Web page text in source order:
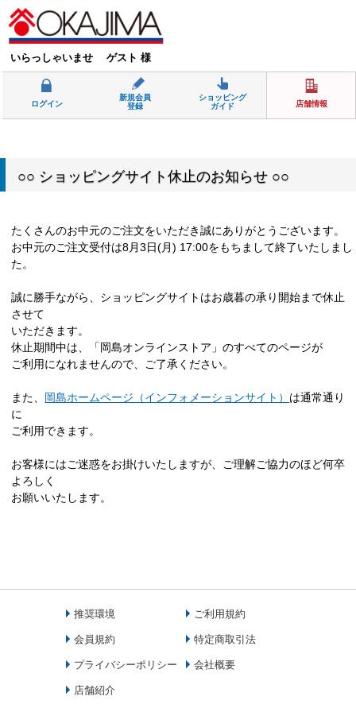
いらっしゃいませ ゲスト 様
ログイン
新規会員
登録
ショッピング
ガイド
店舗情報
○○ ショッピングサイト休止のお知らせ ○○
たくさんのお中元のご注文をいただき誠にありがとうございます。
お中元のご注文受付は8月3日(月) 17:00をもちまして終了いたしまし
た。
誠に勝手ながら、ショッピングサイトはお歳暮の承り開始まで休止
させて
いただきます。
休止期間中は、「岡島オンラインストア」のすべてのページが
ご利用になれませんので、ご了承ください。
また、 岡島ホームページ（インフォメーションサイト） は通常通り
に
ご利用できます。
お客様にはご迷惑をお掛けいたしますが、ご理解ご協力のほど何卒
よろしく
お願いいたします。
推奨環境 ご利用規約
会員規約 特定商取引法
プライバシーポリシー 会社概要
店舗紹介